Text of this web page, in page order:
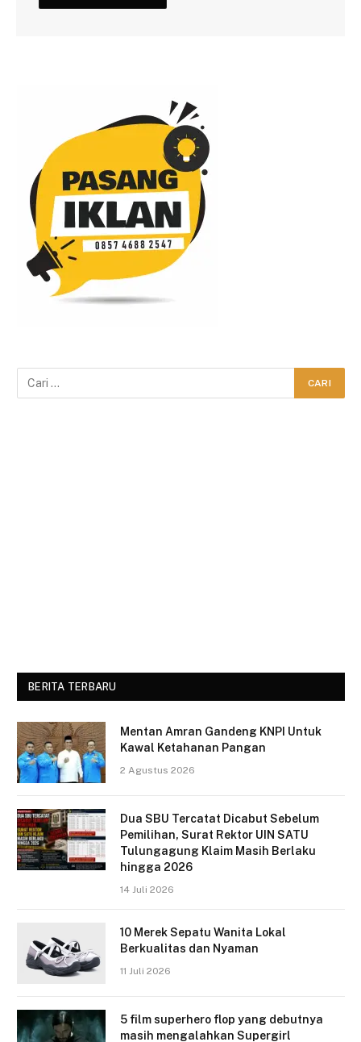
BERITA TERBARU
Mentan Amran Gandeng KNPI Untuk
Kawal Ketahanan Pangan
2 Agustus 2026
Dua SBU Tercatat Dicabut Sebelum
Pemilihan, Surat Rektor UIN SATU
Tulungagung Klaim Masih Berlaku
hingga 2026
14 Juli 2026
10 Merek Sepatu Wanita Lokal
Berkualitas dan Nyaman
11 Juli 2026
5 film superhero flop yang debutnya
masih mengalahkan Supergirl